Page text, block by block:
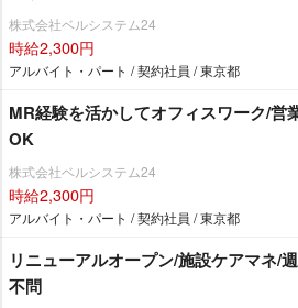
株式会社ベルシステム24
時給2,300円
アルバイト・パート / 契約社員 / 東京都
MR経験を活かしてオフィスワーク/営
OK
株式会社ベルシステム24
時給2,300円
アルバイト・パート / 契約社員 / 東京都
リニューアルオープン/施設ケアマネ/
不問